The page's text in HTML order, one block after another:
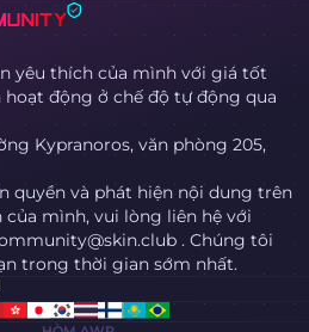
yêu thích của mình với giá tốt
hoạt động ở chế độ tự động qua
Kypranoros, văn phòng 205,
quyền và phát hiện nội dung trên
mình, vui lòng liên hệ với
. Chúng tôi
trong thời gian sớm nhất.